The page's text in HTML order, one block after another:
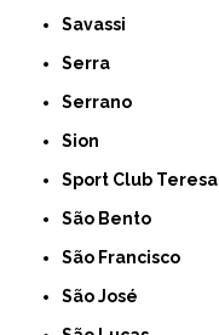
Savassi
Serra
Serrano
Sion
Sport Club Teresa
São Bento
São Francisco
São José